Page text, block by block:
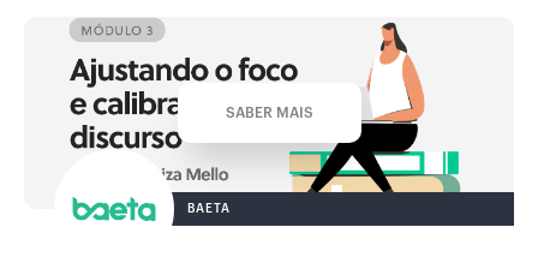
BAETA
SABER MAIS